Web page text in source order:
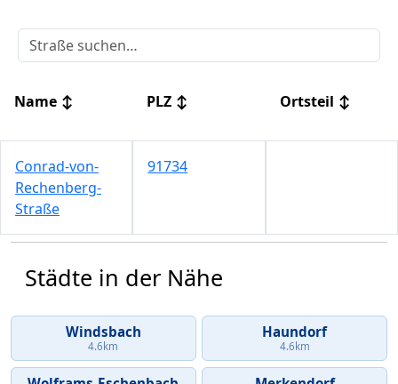
Name ↕ PLZ ↕ Ortsteil ↕
Conrad-von-
Rechenberg-
Straße
91734
Städte in der Nähe
Windsbach
4.6km
Haundorf
4.6km